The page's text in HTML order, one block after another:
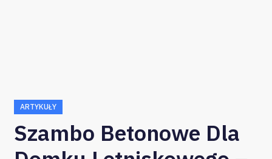
ARTYKUŁY
Szambo Betonowe Dla